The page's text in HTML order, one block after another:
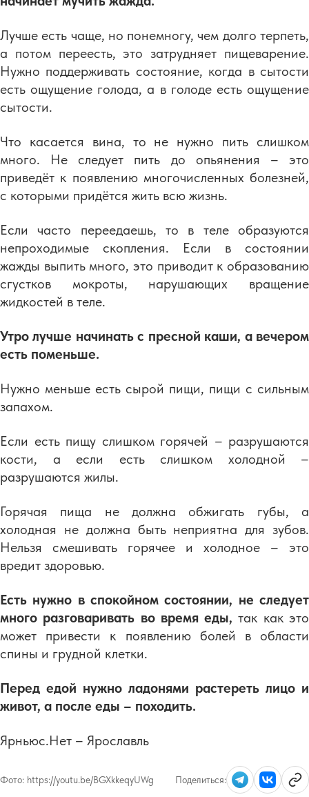
Лучше есть чаще, но понемногу, чем долго терпеть,
а потом переесть, это затрудняет пищеварение.
Нужно поддерживать состояние, когда в сытости
есть ощущение голода, а в голоде есть ощущение
сытости.
Что касается вина, то не нужно пить слишком
много. Не следует пить до опьянения – это
приведёт к появлению многочисленных болезней,
с которыми придётся жить всю жизнь.
Если часто переедаешь, то в теле образуются
непроходимые скопления. Если в состоянии
жажды выпить много, это приводит к образованию
сгустков мокроты, нарушающих вращение
жидкостей в теле.
Утро лучше начинать с пресной каши, а вечером
есть поменьше.
Нужно меньше есть сырой пищи, пищи с сильным
запахом.
Если есть пищу слишком горячей – разрушаются
кости, а если есть слишком холодной –
разрушаются жилы.
Горячая пища не должна обжигать губы, а
холодная не должна быть неприятна для зубов.
Нельзя смешивать горячее и холодное – это
вредит здоровью.
Есть нужно в спокойном состоянии, не следует
много разговаривать во время еды,так как это
может привести к появлению болей в области
спины и грудной клетки.
Перед едой нужно ладонями растереть лицо и
живот, а после еды – походить.
Ярньюс.Нет – Ярославль
Фото: https://youtu.be/BGXkkeqyUWg Поделиться: